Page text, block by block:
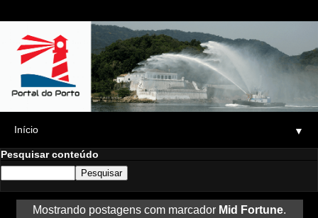
▼
Pesquisar conteúdo
Mostrando postagens com marcador Mid Fortune.